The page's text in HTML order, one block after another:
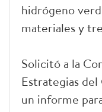
hidrógeno
materiales y
Solicitó a la
Estrategias
un informe